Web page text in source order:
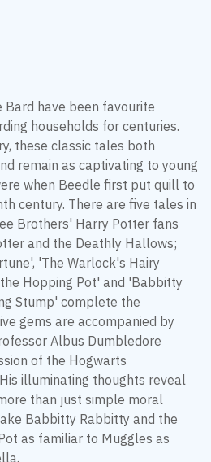
have been favourite
households for centuries.
these classic tales both
remain as captivating to young
when Beedle first put quill to
century. There are five tales in
Brothers' Harry Potter fans
and the Deathly Hallows;
'The Warlock's Hairy
Hopping Pot' and 'Babbitty
Stump' complete the
gems are accompanied by
Albus Dumbledore
of the Hogwarts
illuminating thoughts reveal
than just simple moral
Babbitty Rabbitty and the
as familiar to Muggles as